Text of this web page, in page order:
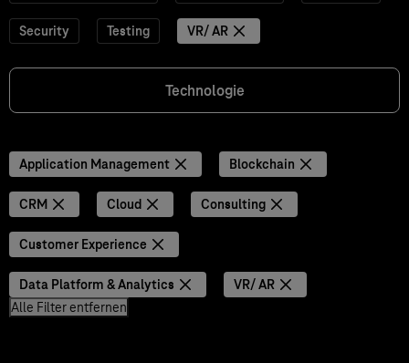
Security Testing VR/ AR
Technologie
Application Management Blockchain
CRM Cloud Consulting
Customer Experience
Data Platform & Analytics
VR/ AR
Alle Filter entfernen